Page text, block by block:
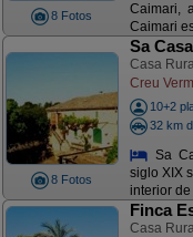
8 Fotos
Caimari,
Caimari
8 Fotos
Sa
Casa
Creu
10+2
32 km
Sa
siglo XIX
interior
Finca
Casa